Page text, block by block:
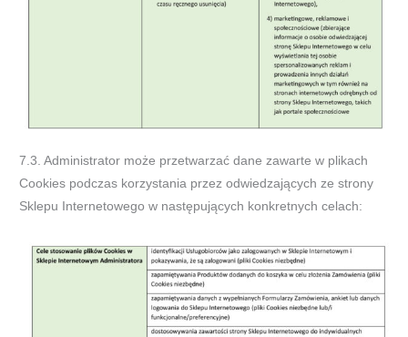
7.3. Administrator może przetwarzać dane zawarte w plikach
Cookies podczas korzystania przez odwiedzających ze strony
Sklepu Internetowego w następujących konkretnych celach: